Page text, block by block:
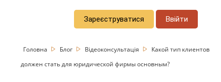
Зареєструватися Ввійти
Головна Блог Відеоконсультація
Какой тип клиентов
должен стать для юридической фирмы основным?